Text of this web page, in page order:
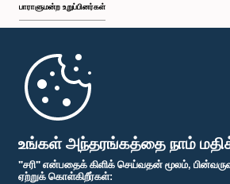
உங்கள் அந்தரங்கத்தை நாம்
"சரி" என்பதைக் கிளிக் செய்வதன் மூலம்,
ஏற்றுக் கொள்கிறீர்கள்:
பாராளுமன்ற உறுப்பினர்கள்
முதற்பக்கம்
பாராளுமன்ற கையடக்க செயலி